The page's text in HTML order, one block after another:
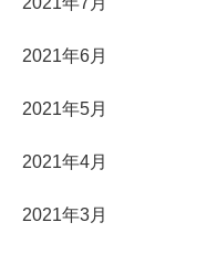
2021年6月
2021年5月
2021年4月
2021年3月